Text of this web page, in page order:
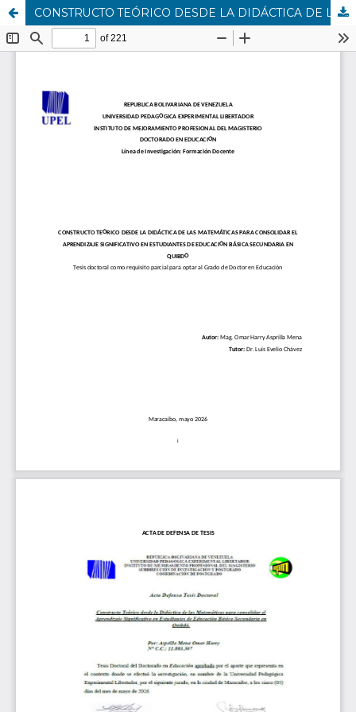
CONSTRUCTO TEÓRICO DESDE LA DIDÁCTICA DE LAS MATEMÁTICAS PARA CONSOLIDAR EL APRENDIZAJE SIGNIFICATIVO EN ESTUDIANTES DE EDUCACIÓN BÁSICA SECUNDARIA EN QUIBDÓ